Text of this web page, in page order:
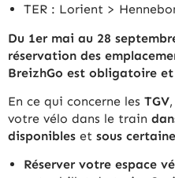
TER : Lorient >
Du 1er mai au 28
réservation des
BreizhGo est obligatoire
En ce qui concerne les TGV
votre vélo dans le train
disponibles et sous
Réserver votre espace